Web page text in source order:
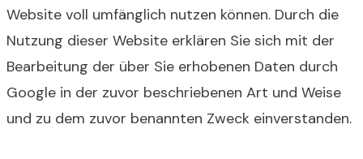
Website voll umfänglich nutzen können. Durch die
Nutzung dieser Website erklären Sie sich mit der
Bearbeitung der über Sie erhobenen Daten durch
Google in der zuvor beschriebenen Art und Weise
und zu dem zuvor benannten Zweck einverstanden.